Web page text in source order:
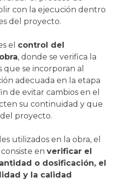
con la ejecución dentro
del proyecto.
el control del
, donde se verifica la
se incorporan al
adecuada en la etapa
de evitar cambios en el
su continuidad y que
proyecto.
utilizados en la obra, el
en verificar el
o dosificación, el
y la calidad